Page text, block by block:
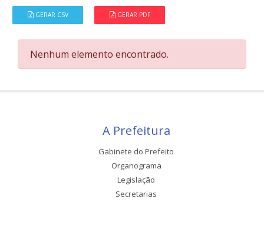
GERAR CSV GERAR PDF
Nenhum elemento encontrado.
A Prefeitura
Gabinete do Prefeito
Organograma
Legislação
Secretarias